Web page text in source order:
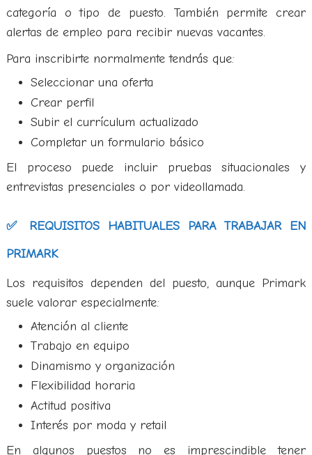
categoría o tipo de puesto. También permite crear
alertas de empleo para recibir nuevas vacantes.
Para inscribirte normalmente tendrás que:
Seleccionar una oferta
Crear perfil
Subir el currículum actualizado
Completar un formulario básico
El proceso puede incluir pruebas situacionales y
entrevistas presenciales o por videollamada.
✅ REQUISITOS HABITUALES PARA TRABAJAR EN
PRIMARK
Los requisitos dependen del puesto, aunque Primark
suele valorar especialmente:
Atención al cliente
Trabajo en equipo
Dinamismo y organización
Flexibilidad horaria
Actitud positiva
Interés por moda y retail
En algunos puestos no es imprescindible tener